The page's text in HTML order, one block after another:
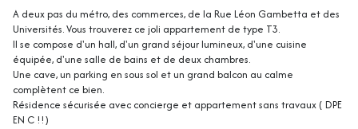
+12
A deux pas du métro, des commerces, de la Rue Léon Gambetta et des
Universités. Vous trouverez ce joli appartement de type T3.
Il se compose d'un hall, d'un grand séjour lumineux, d'une cuisine
équipée, d'une salle de bains et de deux chambres.
Une cave, un parking en sous sol et un grand balcon au calme
complètent ce bien.
Résidence sécurisée avec concierge et appartement sans travaux ( DPE
EN C !!)